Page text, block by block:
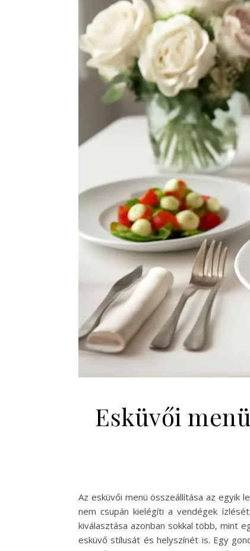
Esküvői
Az esküvői menü összeállítása az egyik
nem csupán kielégíti a vendégek
kiválasztása azonban sokkal több, mint
esküvő stílusát és helyszínét is. Egy